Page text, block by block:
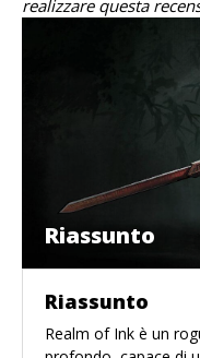
realizzare questa
Riassunto
Riassunto
Realm of Ink è un